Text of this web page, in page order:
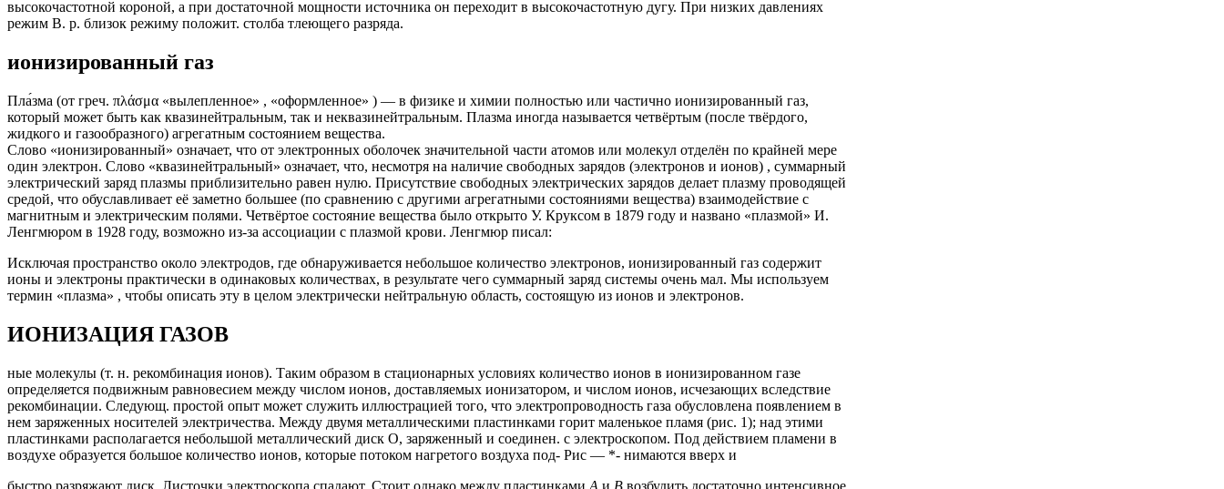
высокочастотной короной, а при достаточной мощности источника он переходит в высокочастотную дугу. При низких давлениях
режим В. р. близок режиму положит. столба тлеющего разряда.
ионизированный газ
Пла́зма (от греч. πλάσμα «вылепленное» , «оформленное» ) — в физике и химии полностью или частично ионизированный газ,
который может быть как квазинейтральным, так и неквазинейтральным. Плазма иногда называется четвёртым (после твёрдого,
жидкого и газообразного) агрегатным состоянием вещества.
Слово «ионизированный» означает, что от электронных оболочек значительной части атомов или молекул отделён по крайней мере
один электрон. Слово «квазинейтральный» означает, что, несмотря на наличие свободных зарядов (электронов и ионов) , суммарный
электрический заряд плазмы приблизительно равен нулю. Присутствие свободных электрических зарядов делает плазму проводящей
средой, что обуславливает её заметно большее (по сравнению с другими агрегатными состояниями вещества) взаимодействие с
магнитным и электрическим полями. Четвёртое состояние вещества было открыто У. Круксом в 1879 году и названо «плазмой» И.
Ленгмюром в 1928 году, возможно из-за ассоциации с плазмой крови. Ленгмюр писал:
Исключая пространство около электродов, где обнаруживается небольшое количество электронов, ионизированный газ содержит
ионы и электроны практически в одинаковых количествах, в результате чего суммарный заряд системы очень мал. Мы используем
термин «плазма» , чтобы описать эту в целом электрически нейтральную область, состоящую из ионов и электронов.
ИОНИЗАЦИЯ ГАЗОВ
ные молекулы (т. н. рекомбинация ионов). Таким образом в стационарных условиях количество ионов в ионизированном газе
определяется подвижным равновесием между числом ионов, доставляемых ионизатором, и числом ионов, исчезающих вследствие
рекомбинации. Следующ. простой опыт может служить иллюстрацией того, что электропроводность газа обусловлена появлением в
нем заряженных носителей электричества. Между двумя металлическими пластинками горит маленькое пламя (рис. 1); над этими
пластинками располагается небольшой металлический диск О, заряженный и соединен. с электроскопом. Под действием пламени в
воздухе образуется большое количество ионов, которые потоком нагретого воздуха под- Рис — *- нимаются вверх и
быстро разряжают диск. Листочки электроскопа спадают. Стоит однако между пластинками А и В возбудить достаточно интенсивное